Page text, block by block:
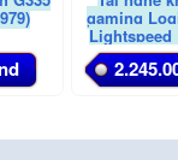
gaming
Lightspeed
(981-